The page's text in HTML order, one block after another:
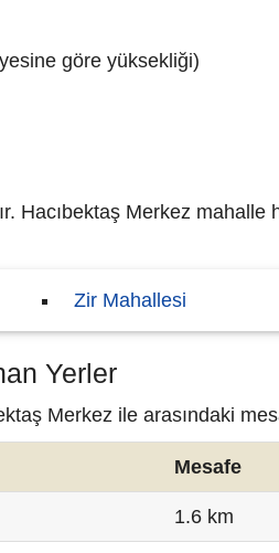
göre yüksekliği)
Hacıbektaş Merkez mahalle
Zir Mahallesi
Yerler
Merkez ile arasındaki
Mesafe
1.6 km